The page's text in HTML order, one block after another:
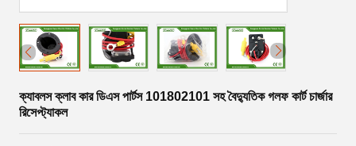
ক্যাবলস ক্লাব কার ডিএস পার্টস 101802101 সহ বৈদ্যুতিক গলফ কার্ট চার্জার
রিসেপ্ট্যাকল